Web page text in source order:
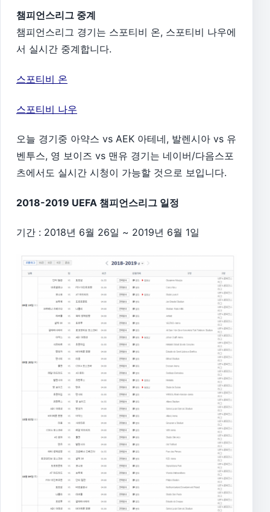
챔피언스리그 중계
챔피언스리그 경기는 스포티비 온, 스포티비 나우에
서 실시간 중계합니다.
스포티비 온
스포티비 나우
오늘 경기중 아약스 vs AEK 아테네, 발렌시아 vs 유
벤투스, 영 보이즈 vs 맨유 경기는 네이버/다음스포
츠에서도 실시간 시청이 가능할 것으로 보입니다.
2018-2019 UEFA 챔피언스리그 일정
기간 : 2018년 6월 26일 ~ 2019년 6월 1일